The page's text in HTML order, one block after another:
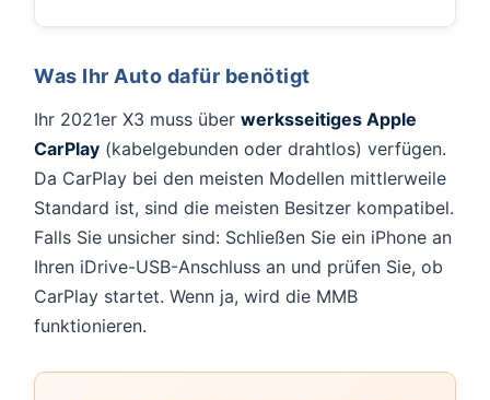
Was Ihr Auto dafür benötigt
Ihr 2021er X3 muss über werksseitiges Apple
CarPlay (kabelgebunden oder drahtlos) verfügen.
Da CarPlay bei den meisten Modellen mittlerweile
Standard ist, sind die meisten Besitzer kompatibel.
Falls Sie unsicher sind: Schließen Sie ein iPhone an
Ihren iDrive-USB-Anschluss an und prüfen Sie, ob
CarPlay startet. Wenn ja, wird die MMB
funktionieren.